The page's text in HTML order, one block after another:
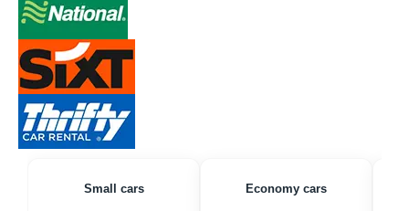
Small cars Economy cars